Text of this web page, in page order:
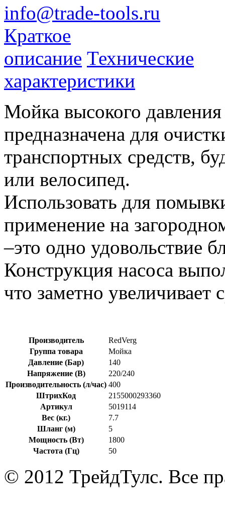
info@trade-tools.ru
Краткое
описание Технические
характеристики
Мойка высокого
предназначена для
транспортных средств,
или велосипед.
Использовать для
применение на
–это одно удовольствие
Конструкция насоса
что заметно увеличивает
Производитель
RedVerg
Группа товара
Мойка
Давление (Бар)
140
Напряжение (В)
220/240
Производительность (л/час) 400
ШтрихКод
2155000293360
Артикул
5019114
Вес (кг.)
7.7
Шланг (м)
5
Мощность (Вт)
1800
Частота (Гц)
50
© 2012 ТрейдТулс. Все